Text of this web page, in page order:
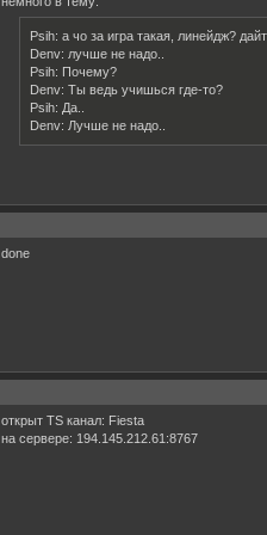
Psih: а чо за игра такая, линейдж?
Denv: лучше не надо..
Psih: Почему?
Denv: Ты ведь учишься где-то?
Psih: Да..
Denv: Лучше не надо..
done
открыт TS канал: Fiesta
на сервере: 194.145.212.61:8767